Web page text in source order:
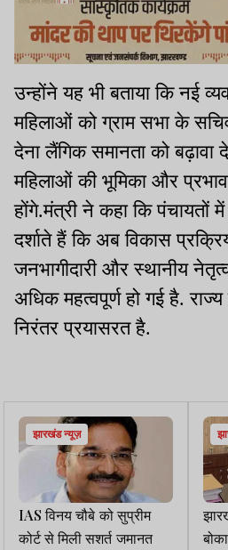
उन्होंने यह भी बताया कि नई
महिलाओं को ग्राम सभा के
देना लैंगिक समानता को बढ़ावा
महिलाओं की भूमिका और
होंगे.मंत्री ने कहा कि पंचायतों
दर्शाते हैं कि अब विकास
जनभागीदारी और स्थानीय
अधिक महत्वपूर्ण हो गई है.
निरंतर प्रयासरत है.
झारखंड न्यूज़
IAS विनय चौबे को सुप्रीम
कोर्ट से मिली सशर्त जमानत